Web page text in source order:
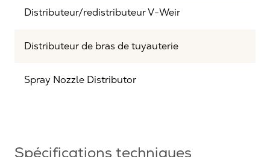
Distributeur/redistributeur V-Weir
Distributeur de bras de tuyauterie
Spray Nozzle Distributor